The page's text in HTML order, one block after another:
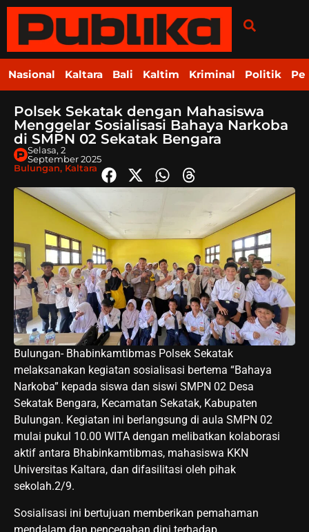
Nasional Kaltara Bali Kaltim Kriminal Politik
Polsek Sekatak dengan Mahasiswa
Menggelar Sosialisasi Bahaya Narkoba
di SMPN 02 Sekatak Bengara
Selasa, 2
September 2025
Bulungan, Kaltara
Bulungan- Bhabinkamtibmas Polsek Sekatak
melaksanakan kegiatan sosialisasi bertema “Bahaya
Narkoba” kepada siswa dan siswi SMPN 02 Desa
Sekatak Bengara, Kecamatan Sekatak, Kabupaten
Bulungan. Kegiatan ini berlangsung di aula SMPN 02
mulai pukul 10.00 WITA dengan melibatkan kolaborasi
aktif antara Bhabinkamtibmas, mahasiswa KKN
Universitas Kaltara, dan difasilitasi oleh pihak
sekolah.2/9.
Sosialisasi ini bertujuan memberikan pemahaman